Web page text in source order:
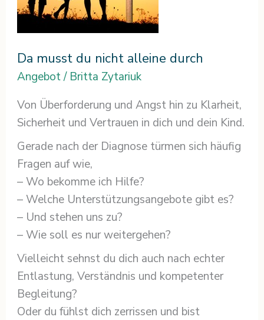
Da musst du nicht alleine durch
Angebot/ Britta Zytariuk
Von Überforderung und Angst hin zu Klarheit,
Sicherheit und Vertrauen in dich und dein Kind.
Gerade nach der Diagnose türmen sich häufig
Fragen auf wie,
– Wo bekomme ich Hilfe?
– Welche Unterstützungsangebote gibt es?
– Und stehen uns zu?
– Wie soll es nur weitergehen?
Vielleicht sehnst du dich auch nach echter
Entlastung, Verständnis und kompetenter
Begleitung?
Oder du fühlst dich zerrissen und bist